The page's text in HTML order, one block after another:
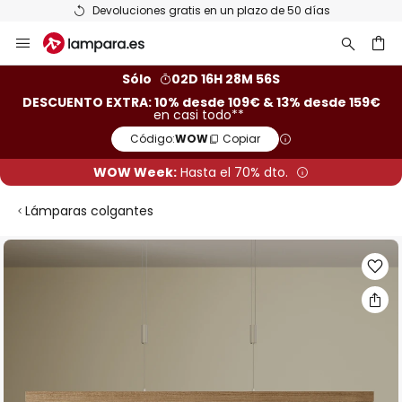
Devoluciones gratis en un plazo de 50 días
al
Sólo
02D 16H 28M 55S
DESCUENTO EXTRA: 10% desde 109€ & 13% desde 159€
en casi todo**
Código:WOW Copiar
WOW Week: Hasta el 70% dto.
Lámparas colgantes
Saltar